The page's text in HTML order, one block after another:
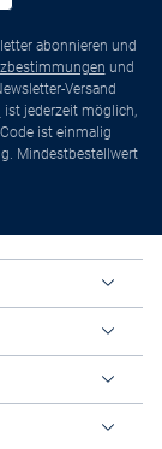
abonnieren und
und
Versand
ist jederzeit möglich,
ist einmalig
Mindestbestellwert